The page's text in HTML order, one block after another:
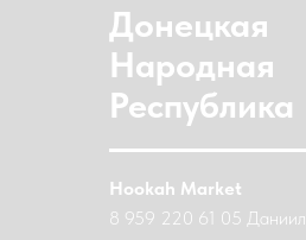
Донецкая
Народная
Республика
Hookah Market
8 959 220 61 05 Даниил